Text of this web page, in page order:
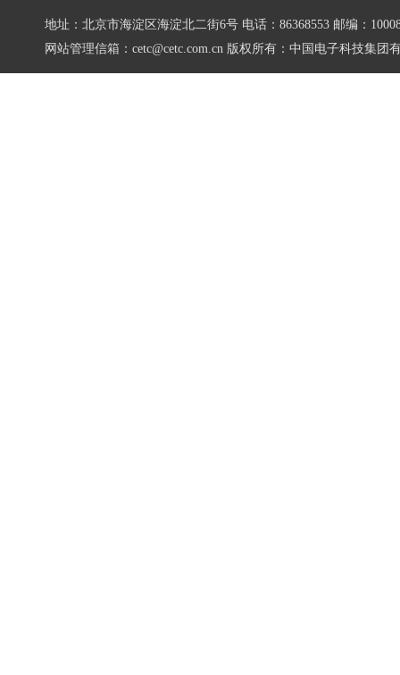
地址：北京市海淀区海淀北二街6号 电话：86368553 邮编：
网站管理信箱：cetc@cetc.com.cn 版权所有：中国电子科技集团